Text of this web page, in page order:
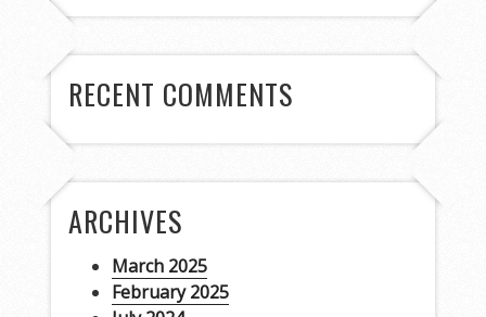
RECENT COMMENTS
ARCHIVES
March 2025
February 2025